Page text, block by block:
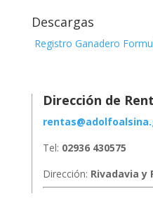
Descargas
Registro Ganadero
Dirección de
Tel: 02936 430575
Dirección: Rivadavia y